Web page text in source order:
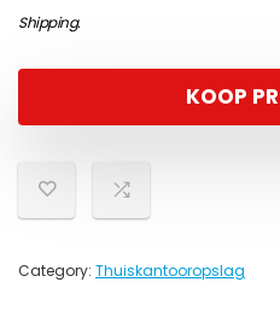
Shipping.
KOOP
Category: Thuiskantooropslag